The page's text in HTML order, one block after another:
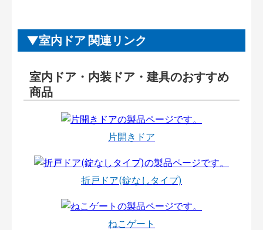
室内ドア 関連リンク
室内ドア・内装ドア・建具のおすすめ
商品
片開きドア
折戸ドア(錠なしタイプ)
ねこゲート